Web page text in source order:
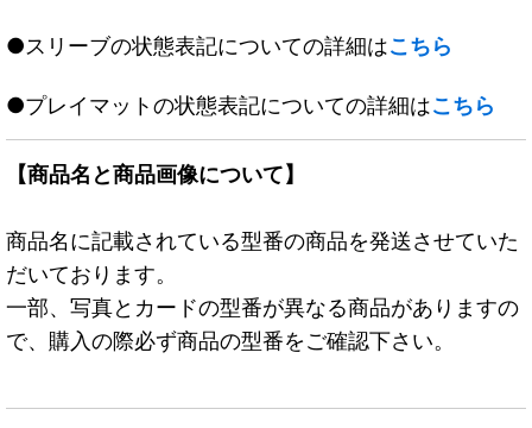
●スリーブの状態表記についての詳細はこちら
●プレイマットの状態表記についての詳細はこちら
【商品名と商品画像について】
商品名に記載されている型番の商品を発送させていた
だいております。
一部、写真とカードの型番が異なる商品がありますの
で、購入の際必ず商品の型番をご確認下さい。